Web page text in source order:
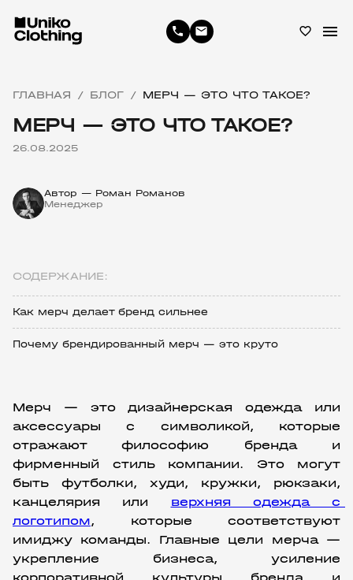
phone email favorite_border menu
ГЛАВНАЯ / БЛОГ / МЕРЧ — ЭТО ЧТО ТАКОЕ?
МЕРЧ — ЭТО ЧТО ТАКОЕ?
26.08.2025
Автор — Роман Романов
Менеджер
СОДЕРЖАНИЕ:
Как мерч делает бренд сильнее
Почему брендированный мерч — это круто
Мерч — это дизайнерская одежда или
аксессуары с символикой, которые
отражают философию бренда и
фирменный стиль компании. Это могут
быть футболки, худи, кружки, рюкзаки,
канцелярия или верхняя одежда с
логотипом, которые соответствуют
имиджу команды. Главные цели мерча —
укрепление бизнеса, усиление